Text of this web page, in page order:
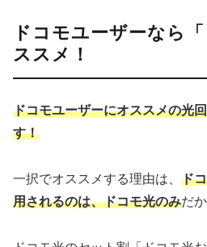
ドコモユーザーなら
ススメ！
ドコモユーザーにオススメの光
す！
一択でオススメする理由は、 ド
用されるのは、ドコモ光のみだ